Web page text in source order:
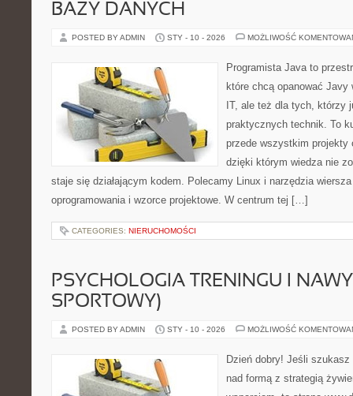
BAZY DANYCH
POSTED BY ADMIN STY - 10 - 2026 MOŻLIWOŚĆ
Programista Java to
które chcą opanować
IT, ale też dla tych, którzy
praktycznych technik. To
przede wszystkim projekty
dzięki którym wiedza nie
staje się działającym kodem. Polecamy Linux i narzędzia
oprogramowania i wzorce projektowe. W centrum tej […]
CATEGORIES: NIERUCHOMOŚCI
PSYCHOLOGIA TRENINGU I
SPORTOWY)
POSTED BY ADMIN STY - 10 - 2026 MOŻLIWOŚĆ
Dzień dobry! Jeśli
nad formą z strategią